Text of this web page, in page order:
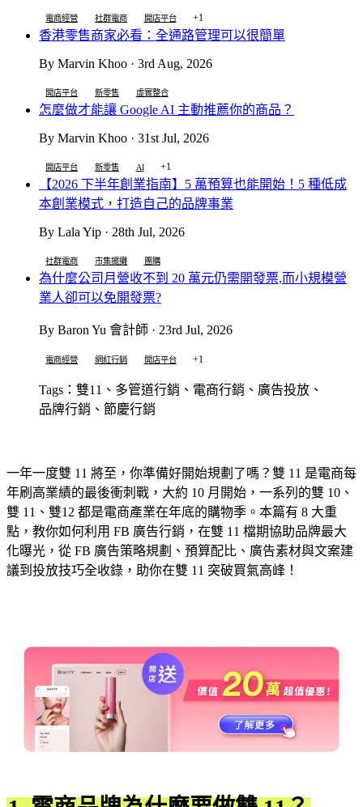
電商經營 社群電商 開店平台 +1
香港零售商家必看：全通路管理可以很簡單
By Marvin Khoo · 3rd Aug, 2026
開店平台 新零售 虛實整合
怎麼做才能讓 Google AI 主動推薦你的商品？
By Marvin Khoo · 31st Jul, 2026
開店平台 新零售 AI +1
【2026 下半年創業指南】5 萬預算也能開始！5 種低成
本創業模式，打造自己的品牌事業
By Lala Yip · 28th Jul, 2026
社群電商 市集擺攤 團購
為什麼公司月營收不到 20 萬元仍需開發票,而小規模營
業人卻可以免開發票?
By Baron Yu 會計師 · 23rd Jul, 2026
電商經營 網紅行銷 開店平台 +1
Tags：雙11、多管道行銷、電商行銷、廣告投放、
品牌行銷、節慶行銷
一年一度雙 11 將至，你準備好開始規劃了嗎？雙 11 是電商每
年刷高業績的最後衝刺戰，大約 10 月開始，一系列的雙 10、
雙 11、雙12 都是電商產業在年底的購物季。本篇有 8 大重
點，教你如何利用 FB 廣告行銷，在雙 11 檔期協助品牌最大
化曝光，從 FB 廣告策略規劃、預算配比、廣告素材與文案建
議到投放技巧全收錄，助你在雙 11 突破買氣高峰！